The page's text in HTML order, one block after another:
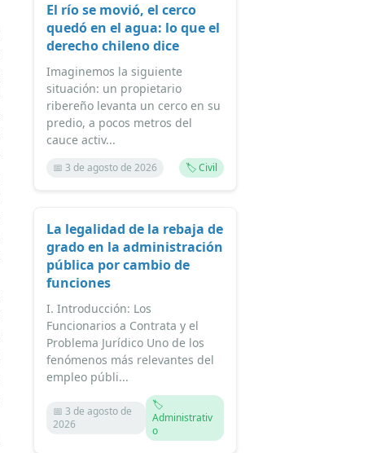
El río se movió, el cerco
quedó en el agua: lo que el
derecho chileno dice
Imaginemos la siguiente
situación: un propietario
ribereño levanta un cerco en su
predio, a pocos metros del
cauce activ...
📅 3 de agosto de 2026 🏷️ Civil
La legalidad de la rebaja de
grado en la administración
pública por cambio de
funciones
I. Introducción: Los
Funcionarios a Contrata y el
Problema Jurídico Uno de los
fenómenos más relevantes del
empleo públi...
📅 3 de agosto de
2026
🏷️
Administrativ
o